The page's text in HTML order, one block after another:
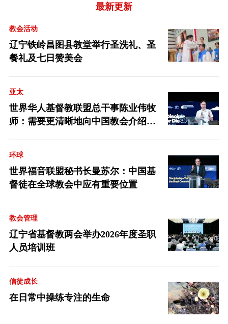
最新更新
教会活动
辽宁铁岭昌图县教堂举行圣洗礼、圣
餐礼及七日赞美会
亚太
世界华人基督教联盟总干事陈业伟牧
师：需要更清晰地向中国教会介绍福
环球
世界福音联盟秘书长曼苏尔：中国基
督徒在全球教会中应有重要位置
教会管理
辽宁省基督教两会举办2026年度圣职
人员培训班
信徒成长
在日常中操练专注的生命